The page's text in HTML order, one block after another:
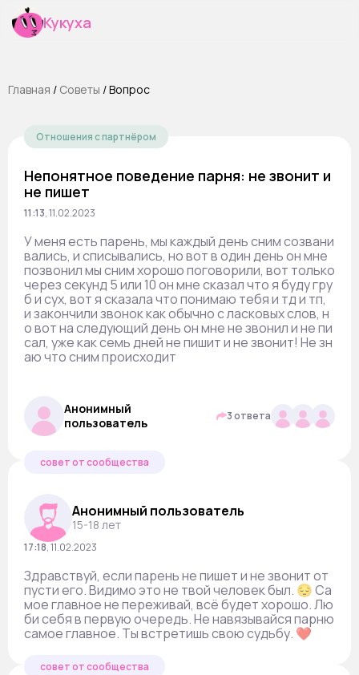
Кукуха
Главная / Cоветы /Вопрос
Отношения с партнёром
Непонятное поведение парня: не звонит и
не пишет
11:13,11.02.2023
У меня есть парень, мы каждый день сним созвани
вались, и списывались, но вот в один день он мне
позвонил мы сним хорошо поговорили, вот только
через секунд 5 или 10 он мне сказал что я буду гру
б и сух, вот я сказала что понимаю тебя и тд и тп,
и закончили звонок как обычно с ласковых слов, н
о вот на следующий день он мне не звонил и не пи
сал, уже как семь дней не пишит и не звонит! Не зн
аю что сним происходит
Анонимный
пользователь
3 ответа
совет от сообщества
Анонимный пользователь
15-18 лет
17:18,11.02.2023
Здравствуй, если парень не пишет и не звонит от
пусти его. Видимо это не твой человек был. 😔 Са
мое главное не переживай, всё будет хорошо. Лю
би себя в первую очередь. Не навязывайся парню
самое главное. Ты встретишь свою судьбу. ❤️
совет от сообщества